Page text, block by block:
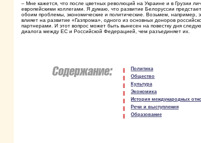
– Мне кажется, что после цветных революций на Украине и в Грузии
европейскими коллегами. Я думаю, что развитие Белоруссии
обоим проблемы, экономические и политические. Возьмем, например,
влияет на развитие «Газпрома», одного из основных доноров
партнерами. И этот вопрос может быть вынесен на повестку дня
диалога между ЕС и Российской Федерацией, чем разъединяет их.
Политика
Общество
Культура
Экономика
История международных
Речи и выступления
Образование